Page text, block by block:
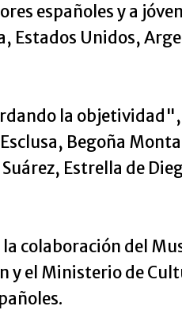
españoles y a
Estados Unidos,
la
Begoña
Estrella de
la colaboración del
y el Ministerio de